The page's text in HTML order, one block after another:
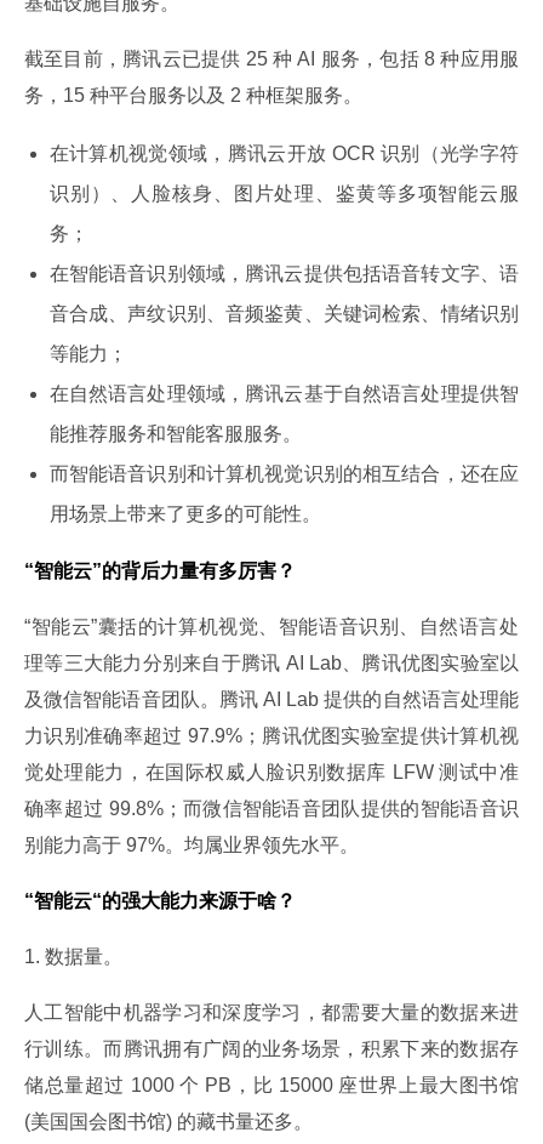
截至目前，腾讯云已提供 25 种 AI 服务，包括 8 种应用服
务，15 种平台服务以及 2 种框架服务。
在计算机视觉领域，腾讯云开放 OCR 识别（光学字符
识别）、人脸核身、图片处理、鉴黄等多项智能云服
务；
在智能语音识别领域，腾讯云提供包括语音转文字、语
音合成、声纹识别、音频鉴黄、关键词检索、情绪识别
等能力；
在自然语言处理领域，腾讯云基于自然语言处理提供智
能推荐服务和智能客服服务。
而智能语音识别和计算机视觉识别的相互结合，还在应
用场景上带来了更多的可能性。
“智能云”的背后力量有多厉害？
“智能云”囊括的计算机视觉、智能语音识别、自然语言处
理等三大能力分别来自于腾讯 AI Lab、腾讯优图实验室以
及微信智能语音团队。腾讯 AI Lab 提供的自然语言处理能
力识别准确率超过 97.9%；腾讯优图实验室提供计算机视
觉处理能力，在国际权威人脸识别数据库 LFW 测试中准
确率超过 99.8%；而微信智能语音团队提供的智能语音识
别能力高于 97%。均属业界领先水平。
“智能云“的强大能力来源于啥？
1. 数据量。
人工智能中机器学习和深度学习，都需要大量的数据来进
行训练。而腾讯拥有广阔的业务场景，积累下来的数据存
储总量超过 1000 个 PB，比 15000 座世界上最大图书馆
(美国国会图书馆) 的藏书量还多。